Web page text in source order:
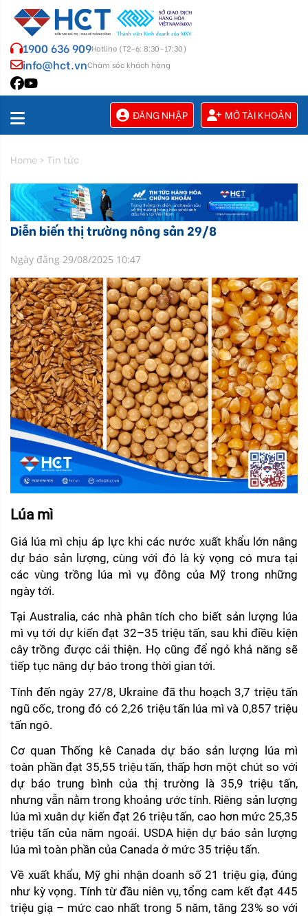
1900 636 909Hotline (T2–6: 8:30–17:30)
info@hct.vnChăm sóc khách hàng
ĐĂNG NHẬP MỞ TÀI KHOẢN
Home > Tin tức
Diễn biến thị trường nông sản 29/8
Ngày đăng 29/08/2025 10:47
Lúa mì
Giá lúa mì chịu áp lực khi các nước xuất khẩu lớn nâng
dự báo sản lượng, cùng với đó là kỳ vọng có mưa tại
các vùng trồng lúa mì vụ đông của Mỹ trong những
ngày tới.
Tại Australia, các nhà phân tích cho biết sản lượng lúa
mì vụ tới dự kiến đạt 32–35 triệu tấn, sau khi điều kiện
cây trồng được cải thiện. Họ cũng để ngỏ khả năng sẽ
tiếp tục nâng dự báo trong thời gian tới.
Tính đến ngày 27/8, Ukraine đã thu hoạch 3,7 triệu tấn
ngũ cốc, trong đó có 2,26 triệu tấn lúa mì và 0,857 triệu
tấn ngô.
Cơ quan Thống kê Canada dự báo sản lượng lúa mì
toàn phần đạt 35,55 triệu tấn, thấp hơn một chút so với
dự báo trung bình của thị trường là 35,9 triệu tấn,
nhưng vẫn nằm trong khoảng ước tính. Riêng sản lượng
lúa mì xuân dự kiến đạt 26 triệu tấn, cao hơn mức 25,35
triệu tấn của năm ngoái. USDA hiện dự báo sản lượng
lúa mì toàn phần của Canada ở mức 35 triệu tấn.
Về xuất khẩu, Mỹ ghi nhận doanh số 21 triệu giạ, đúng
như kỳ vọng. Tính từ đầu niên vụ, tổng cam kết đạt 445
triệu giạ – mức cao nhất trong 5 năm, tăng 23% so với